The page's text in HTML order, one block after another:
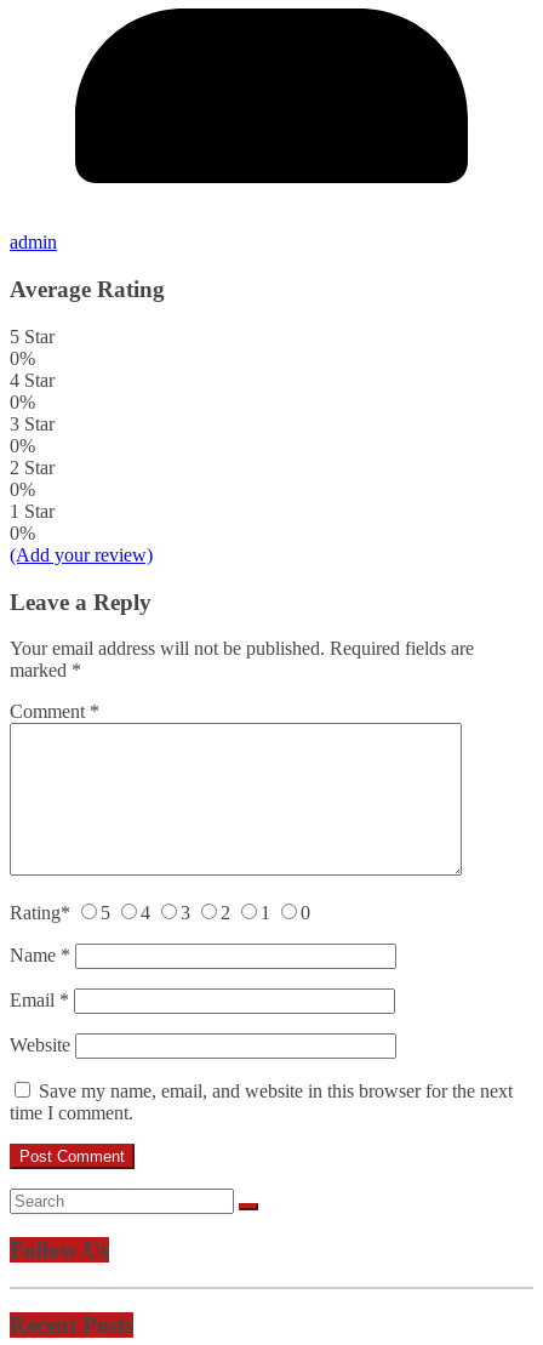
admin
Average Rating
5 Star
0%
4 Star
0%
3 Star
0%
2 Star
0%
1 Star
0%
(Add your review)
Leave a Reply
Your email address will not be published. Required fields are
marked *
Comment *
Rating* 5 4 3 2 1 0
Name *
Email *
Website
Save my name, email, and website in this browser for the next
time I comment.
Follow Us
Recent Posts